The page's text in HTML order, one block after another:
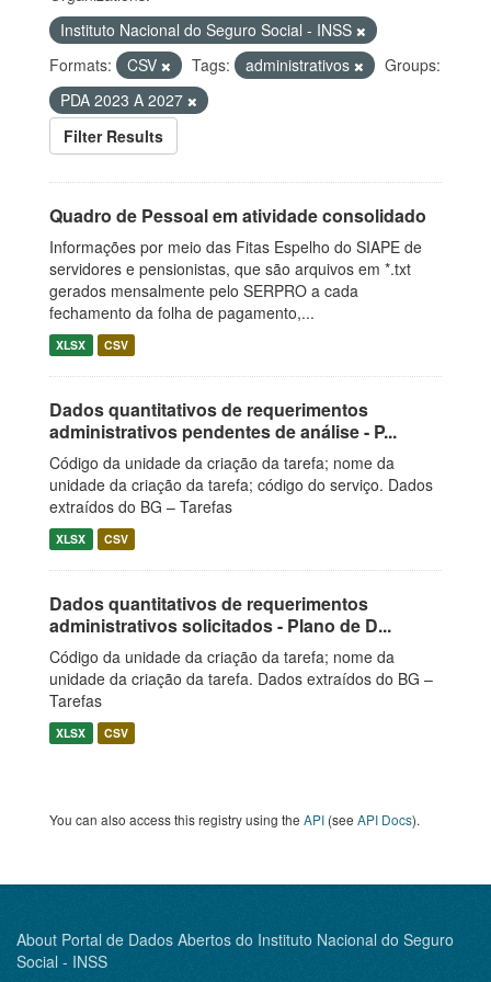
Instituto Nacional do Seguro Social - INSS
Formats:
CSV Tags: administrativos
Groups:
PDA 2023 A 2027
Filter Results
Quadro de Pessoal em atividade consolidado
Informações por meio das Fitas Espelho do SIAPE de
servidores e pensionistas, que são arquivos em *.txt
gerados mensalmente pelo SERPRO a cada
fechamento da folha de pagamento,...
XLSX CSV
Dados quantitativos de requerimentos
administrativos pendentes de análise - P...
Código da unidade da criação da tarefa; nome da
unidade da criação da tarefa; código do serviço. Dados
extraídos do BG – Tarefas
XLSX CSV
Dados quantitativos de requerimentos
administrativos solicitados - Plano de D...
Código da unidade da criação da tarefa; nome da
unidade da criação da tarefa. Dados extraídos do BG –
Tarefas
XLSX CSV
You can also access this registry using the API (see API Docs).
About Portal de Dados Abertos do Instituto Nacional do Seguro
Social - INSS